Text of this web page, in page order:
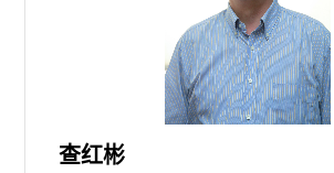
查红彬